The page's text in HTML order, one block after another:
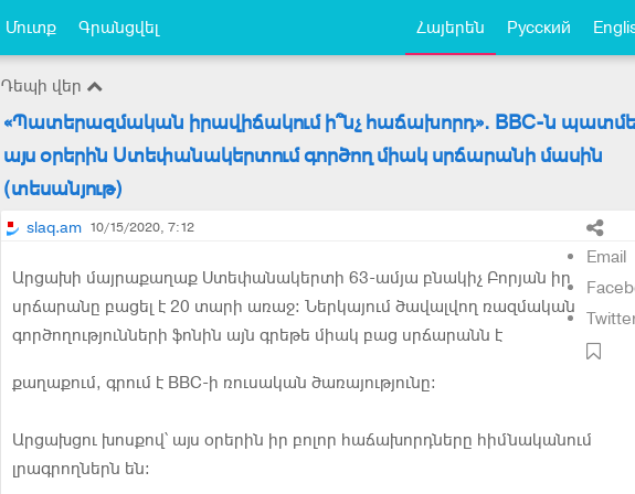
Մուտք Գրանցվել Հայերեն Русский
Դեպի վեր
«Պատերազմական իրավիճակում ի՞նչ հաճախորդ». BBC-ն
այս օրերին Ստեփանակերտում գործող միակ սրճարանի մասին
(տեսանյութ)
slaq.am 10/15/2020, 7:12
Email
Արցախի մայրաքաղաք Ստեփանակերտի 63-ամյա բնակիչ Բորյան իր
սրճարանը բացել է 20 տարի առաջ: Ներկայում ծավալվող ռազմական
գործողությունների ֆոնին այն գրեթե միակ բաց սրճարանն է
քաղաքում, գրում է BBC-ի ռուսական ծառայությունը:
Արցախցու խոսքով՝ այս օրերին իր բոլոր հաճախորդները հիմնականում
լրագրողներն են: